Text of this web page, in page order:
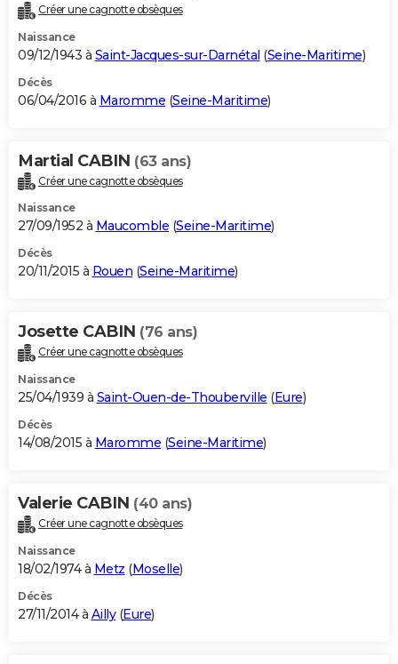
Créer une cagnotte obsèques
Naissance
09/12/1943 à Saint-Jacques-sur-Darnétal (Seine-Maritime)
Décès
06/04/2016 à Maromme (Seine-Maritime)
Martial CABIN (63 ans)
Créer une cagnotte obsèques
Naissance
27/09/1952 à Maucomble (Seine-Maritime)
Décès
20/11/2015 à Rouen (Seine-Maritime)
Josette CABIN (76 ans)
Créer une cagnotte obsèques
Naissance
25/04/1939 à Saint-Ouen-de-Thouberville (Eure)
Décès
14/08/2015 à Maromme (Seine-Maritime)
Valerie CABIN (40 ans)
Créer une cagnotte obsèques
Naissance
18/02/1974 à Metz (Moselle)
Décès
27/11/2014 à Ailly(Eure)